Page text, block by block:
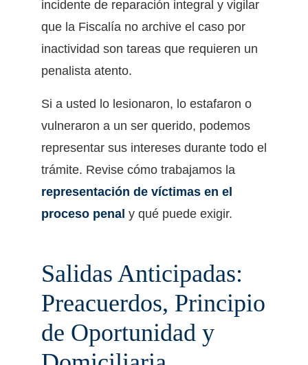
incidente de reparación integral y vigilar
que la Fiscalía no archive el caso por
inactividad son tareas que requieren un
penalista atento.
Si a usted lo lesionaron, lo estafaron o
vulneraron a un ser querido, podemos
representar sus intereses durante todo el
trámite. Revise cómo trabajamos la
representación de víctimas en el
proceso penal y qué puede exigir.
Salidas Anticipadas:
Preacuerdos, Principio
de Oportunidad y